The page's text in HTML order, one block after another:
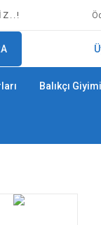
Balıkçı